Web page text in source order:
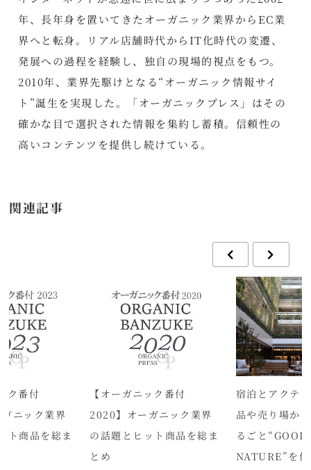
年、長年身を置いてきたオーガニック業界からEC業
界へと転身。リアル店舗時代からIT化時代の変遷、
発展への過程を経験し、独自の現場的視点をもつ。
2010年、業界先駆けとなる“オーガニック情報サイ
ト”誕生を実現した。「オーガニックプレス」はその
確かな目で選択された情報を集約し蓄積。信頼性の
高いコンテンツを提供し続けている。
関連記事
ク番付
ニック業界
ト商品を総ま
【オーガニック番付
2020】オーガニック業界
の話題とヒット商品を総ま
とめ
宿泊とアクテ
品や売り場か
るごと“GOOD
NATURE”を